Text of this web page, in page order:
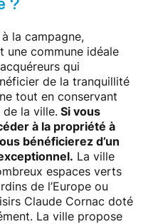
?
la campagne,
une commune idéale
qui
de la tranquillité
tout en conservant
de la ville.Si vous
à la propriété à
bénéficierez d’un
La ville
espaces verts
de l’Europe ou
Claude Cornac doté
La ville propose